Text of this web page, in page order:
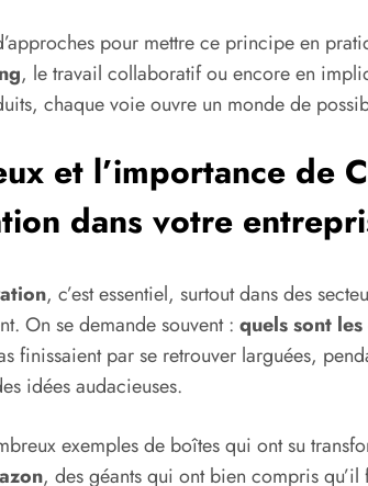
pour mettre ce principe en
, le travail collaboratif ou encore en
chaque voie ouvre un monde de
et l’importance de
dans votre
, c’est essentiel, surtout dans des
On se demande souvent : quels sont
finissaient par se retrouver larguées,
idées audacieuses.
exemples de boîtes qui ont su
, des géants qui ont bien compris